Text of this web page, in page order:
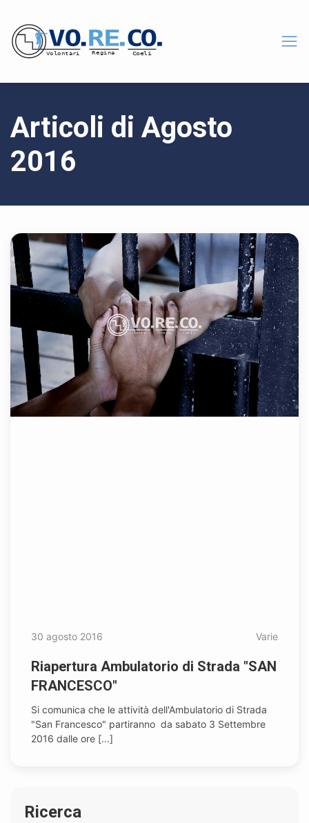
Articoli di Agosto
2016
30 agosto 2016 Varie
Riapertura Ambulatorio di Strada "SAN
FRANCESCO"
Si comunica che le attività dell'Ambulatorio di Strada
"San Francesco" partiranno da sabato 3 Settembre
2016 dalle ore [...]
Ricerca